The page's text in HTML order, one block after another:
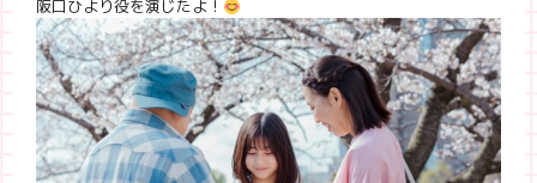
阪口ひより役を演じたよ！